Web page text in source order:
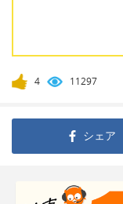
4 11297
シェア